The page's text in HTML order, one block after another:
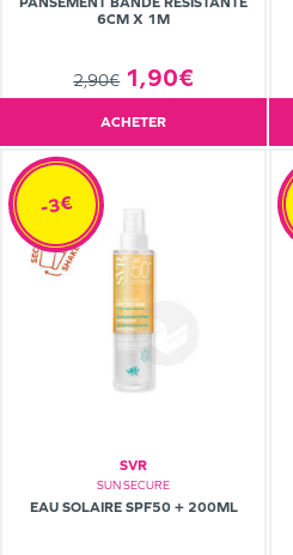
6CM X 1M
2,90€ 1,90€
ACHETER
SVR
SUN SECURE
EAU SOLAIRE SPF50 + 200ML
-3€